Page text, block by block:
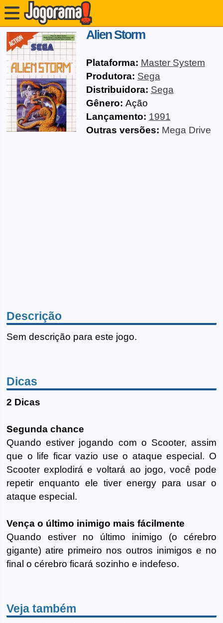
Alien Storm
Plataforma: Master System
Produtora: Sega
Distribuidora: Sega
Gênero: Ação
Lançamento: 1991
Outras versões: Mega Drive
Descrição
Sem descrição para este jogo.
Dicas
2 Dicas
Segunda chance
Quando estiver jogando com o Scooter, assim
que o life ficar vazio use o ataque especial. O
Scooter explodirá e voltará ao jogo, você pode
repetir enquanto ele tiver energy para usar o
ataque especial.
Vença o último inimigo mais fácilmente
Quando estiver no último inimigo (o cérebro
gigante) atire primeiro nos outros inimigos e no
final o cérebro ficará sozinho e indefeso.
Veja também